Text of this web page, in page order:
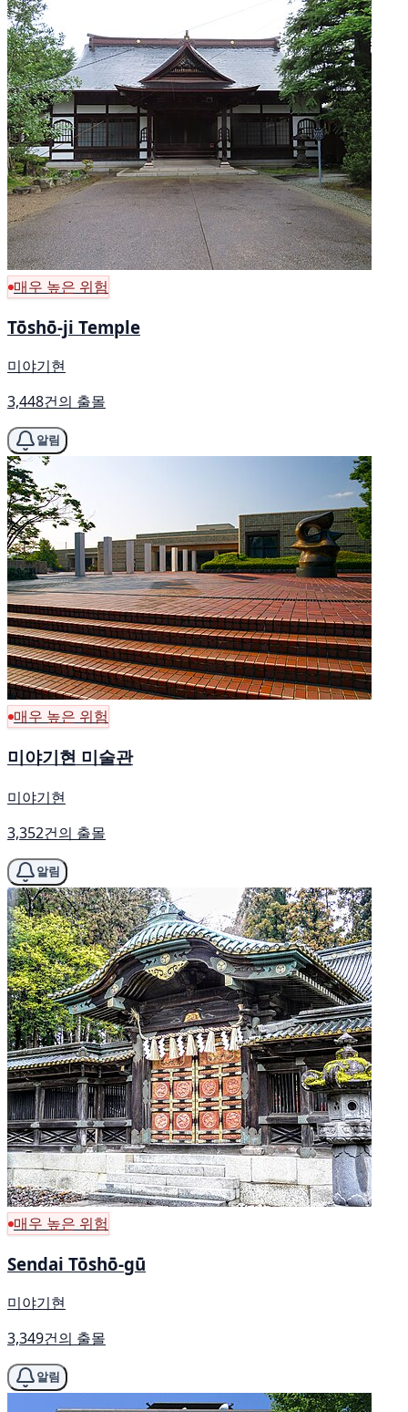
매우 높은 위험
Tōshō-ji Temple
미야기현
3,448건의 출몰
알림
매우 높은 위험
미야기현 미술관
미야기현
3,352건의 출몰
알림
매우 높은 위험
Sendai Tōshō-gū
미야기현
3,349건의 출몰
알림